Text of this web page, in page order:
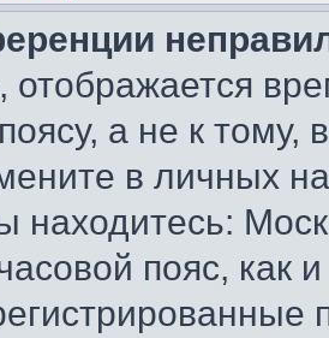
а не к тому,
в личных
находитесь:
пояс, как